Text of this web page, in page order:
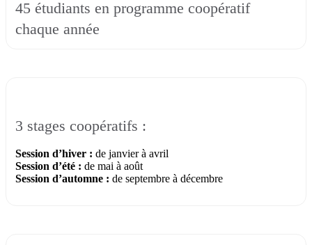
45 étudiants en programme coopératif
chaque année
3 stages coopératifs :
Session d’hiver : de janvier à avril
Session d’été : de mai à août
Session d’automne : de septembre à décembre